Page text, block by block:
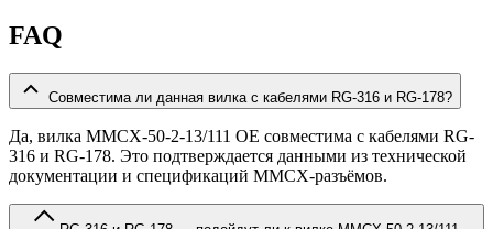
FAQ
Совместима ли данная вилка с кабелями RG-316 и RG-178?
Да, вилка MMCX-50-2-13/111 OE совместима с кабелями RG-
316 и RG-178. Это подтверждается данными из технической
документации и спецификаций MMCX-разъёмов.